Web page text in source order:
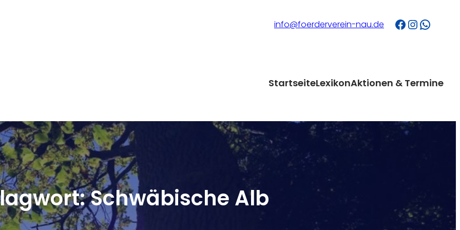
info@foerderverein-nau.de Facebook InstagramWhatsApp
StartseiteLexikonAktionen & Termine
Schwäbische Alb